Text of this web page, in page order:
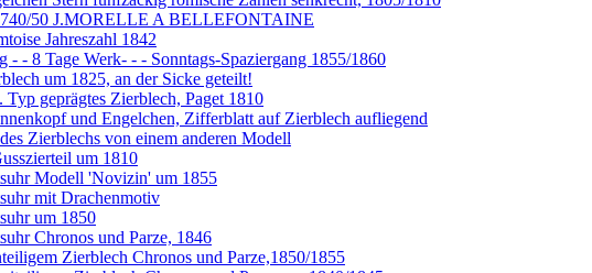
50 J.MORELLE A BELLEFONTAINE
Jahreszahl 1842
- 8 Tage Werk- - - Sonntags-Spaziergang 1855/1860
um 1825, an der Sicke geteilt!
geprägtes Zierblech, Paget 1810
und Engelchen, Zifferblatt auf Zierblech aufliegend
Zierblechs von einem anderen Modell
um 1810
Modell 'Novizin' um 1855
mit Drachenmotiv
um 1850
Chronos und Parze, 1846
Zierblech Chronos und Parze,1850/1855